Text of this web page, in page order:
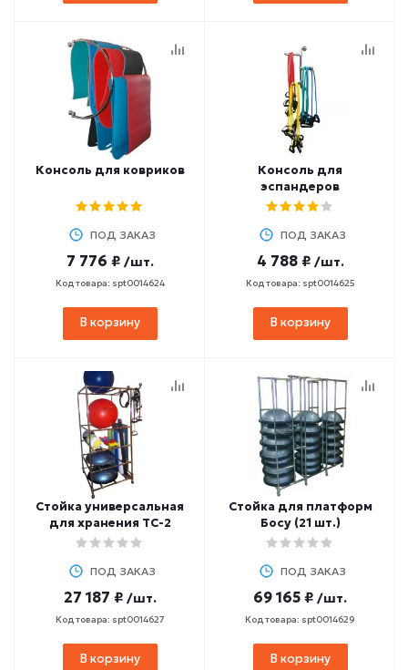
Консоль для ковриков
ПОД ЗАКАЗ
7 776 ₽ /шт.
Код товара: spt0014624
В корзину
Консоль для
эспандеров
ПОД ЗАКАЗ
4 788 ₽ /шт.
Код товара: spt0014625
В корзину
Стойка универсальная
для хранения ТС-2
ПОД ЗАКАЗ
27 187 ₽ /шт.
Код товара: spt0014627
В корзину
Стойка для платформ
Босу (21 шт.)
ПОД ЗАКАЗ
69 165 ₽ /шт.
Код товара: spt0014629
В корзину